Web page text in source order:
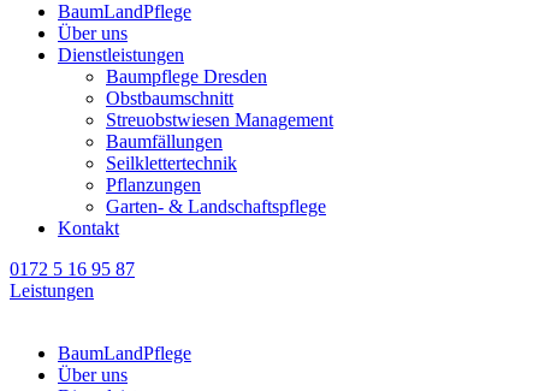
BaumLandPflege
Über uns
Dienstleistungen
Baumpflege Dresden
Obstbaumschnitt
Streuobstwiesen Management
Baumfällungen
Seilklettertechnik
Pflanzungen
Garten- & Landschaftspflege
Kontakt
0172 5 16 95 87
Leistungen
BaumLandPflege
Über uns